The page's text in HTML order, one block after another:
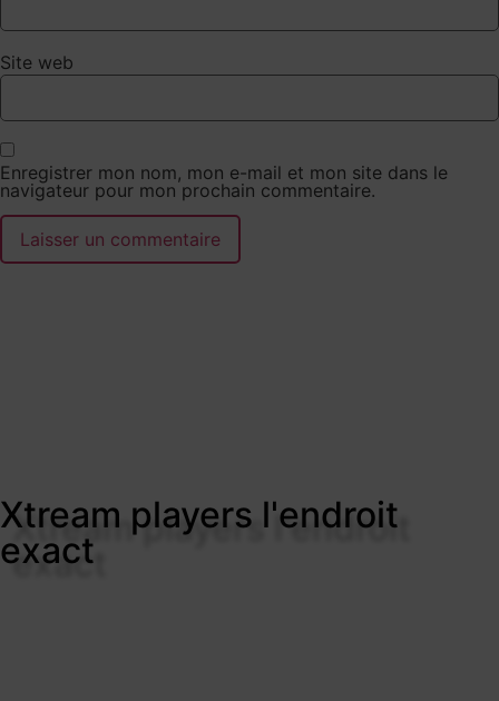
Site web
Enregistrer mon nom, mon e-mail et mon site dans le
navigateur pour mon prochain commentaire.
Xtream players l'endroit
exact